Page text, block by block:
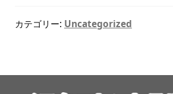
カテゴリー: Uncategorized